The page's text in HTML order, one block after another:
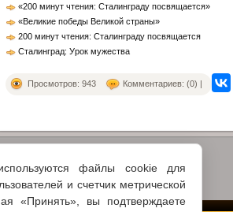
файлы cookie для
и счетчик метрической
«Принять», вы подтверждаете
«200 минут чтения: Сталинграду посвящается»
«Великие победы Великой страны»
200 минут чтения: Сталинграду посвящается
Сталинград: Урок мужества
Просмотров: 943 Комментариев: (0) |